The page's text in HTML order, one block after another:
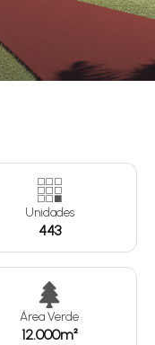
Unidades
443
Área Verde
12.000m²